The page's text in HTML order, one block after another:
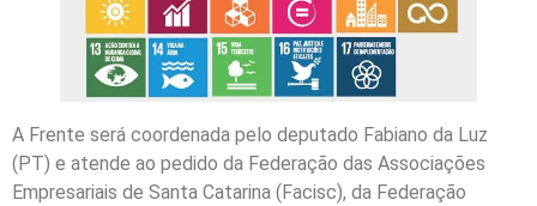
A Frente será coordenada pelo deputado Fabiano da Luz
(PT) e atende ao pedido da Federação das Associações
Empresariais de Santa Catarina (Facisc), da Federação